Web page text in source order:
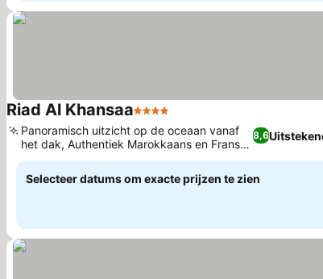
Riad Al Khansaa4 Sterren
8,6
Panoramisch uitzicht op de oceaan vanaf
het dak, Authentiek Marokkaans en Frans
dineren
Selecteer datums om exacte prijzen te zien